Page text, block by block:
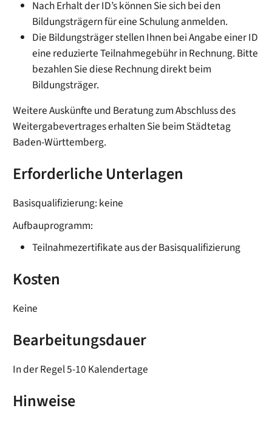
Nach Erhalt der ID’s können Sie sich bei den
Bildungsträgern für eine Schulung anmelden.
Die Bildungsträger stellen Ihnen bei Angabe einer ID
eine reduzierte Teilnahmegebühr in Rechnung. Bitte
bezahlen Sie diese Rechnung direkt beim
Bildungsträger.
Weitere Auskünfte und Beratung zum Abschluss des
Weitergabevertrages erhalten Sie beim Städtetag
Baden-Württemberg.
Erforderliche Unterlagen
Basisqualifizierung: keine
Aufbauprogramm:
Teilnahmezertifikate aus der Basisqualifizierung
Kosten
Keine
Bearbeitungsdauer
In der Regel 5-10 Kalendertage
Hinweise